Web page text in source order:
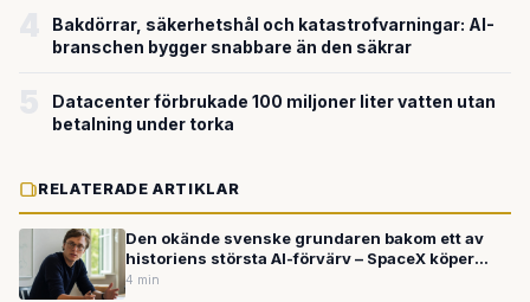
Bakdörrar, säkerhetshål och katastrofvarningar: AI-
branschen bygger snabbare än den säkrar
Datacenter förbrukade 100 miljoner liter vatten utan
betalning under torka
RELATERADE ARTIKLAR
Den okände svenske grundaren bakom ett av
historiens största AI-förvärv – SpaceX köper
Cursor för upp till 600 miljarder kronor
4 min